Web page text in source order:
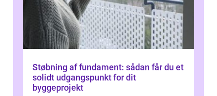
Støbning af fundament: sådan får du et
solidt udgangspunkt for dit
byggeprojekt